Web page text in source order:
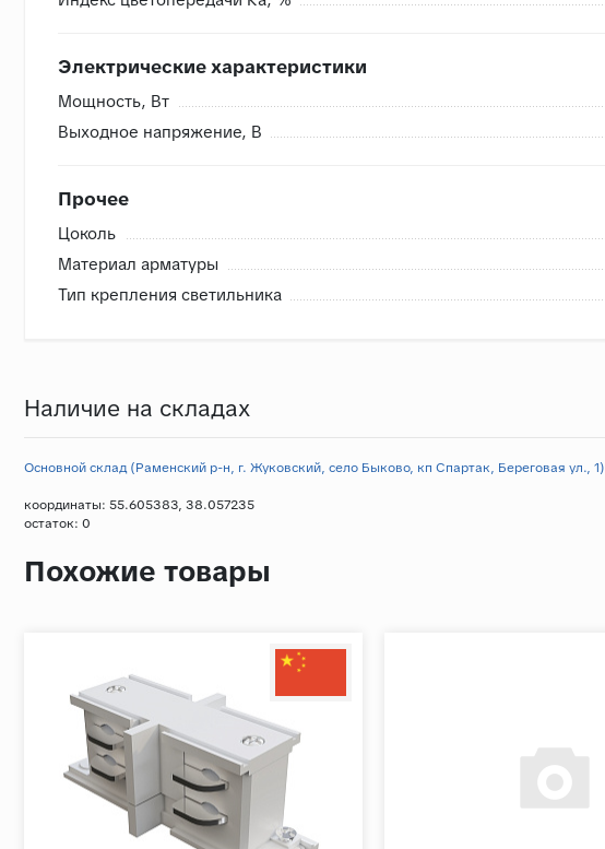
Электрические характеристики
Мощность, Вт
Выходное напряжение, В
Прочее
Цоколь
Материал арматуры
Тип крепления светильника
Наличие на складах
Основной склад (Раменский р-н, г. Жуковский, село Быково, кп Спартак, Береговая ул., 1)
координаты: 55.605383, 38.057235
остаток: 0
Похожие товары